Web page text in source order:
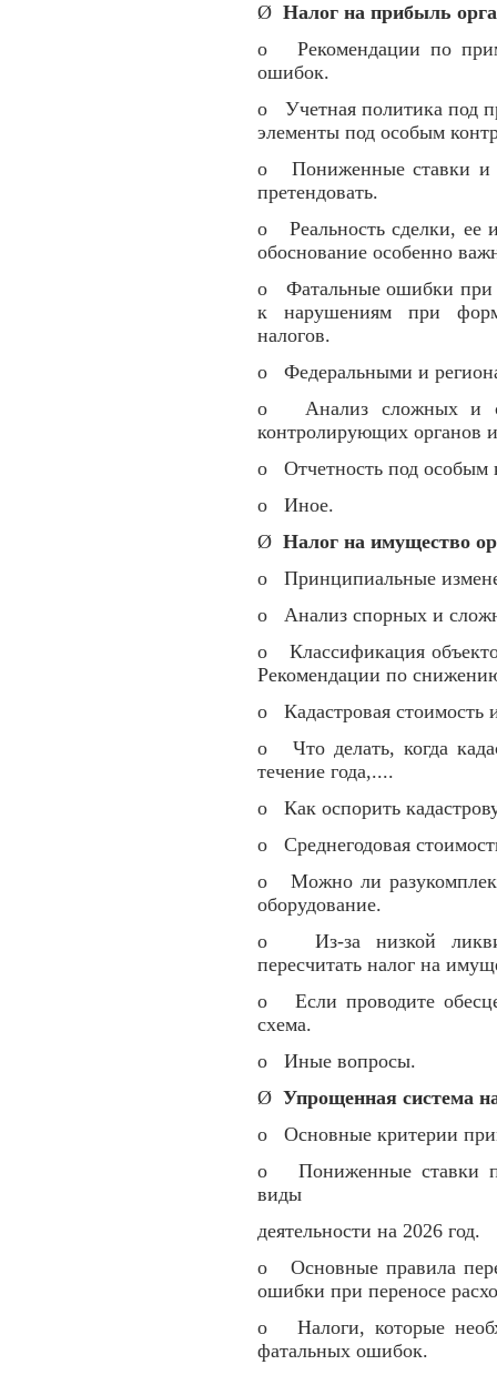
Ø Налог на прибыль
o Рекомендации по
ошибок.
o Учетная политика под
элементы под особым
o Пониженные ставки и
претендовать.
o Реальность сделки, ее
обоснование особенно
o Фатальные ошибки при
к нарушениям при
налогов.
o Федеральными и
o Анализ сложных и
контролирующих органов
o Отчетность под особым
o Иное.
Ø Налог на имущество
o Принципиальные
o Анализ спорных и
o Классификация
Рекомендации по
o Кадастровая стоимость
o Что делать, когда
течение года,....
o Как оспорить
o Среднегодовая
o Можно ли
оборудование.
o Из-за низкой
пересчитать налог на
o Если проводите
схема.
o Иные вопросы.
Ø Упрощенная система
o Основные критерии
o Пониженные ставки
виды
деятельности на 2026 год.
o Основные правила
ошибки при переносе
o Налоги, которые
фатальных ошибок.